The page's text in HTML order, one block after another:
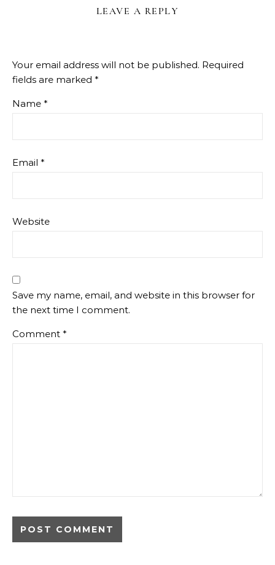
LEAVE A REPLY
Your email address will not be published. Required
fields are marked *
Name *
Email *
Website
Save my name, email, and website in this browser for
the next time I comment.
Comment *